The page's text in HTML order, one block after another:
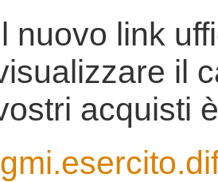
nuovo link
il
acquisti